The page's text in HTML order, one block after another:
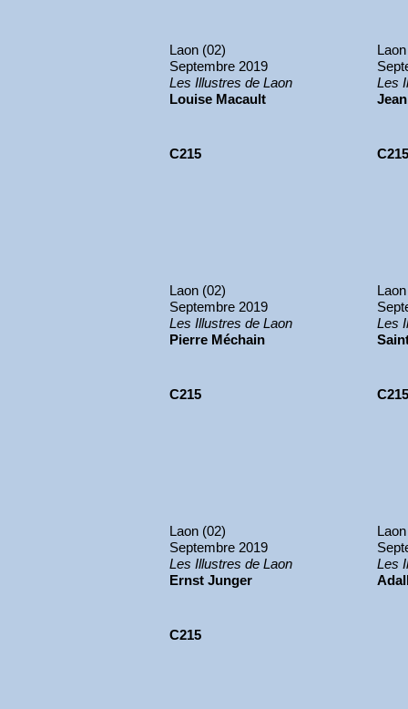
Laon (02)
Septembre 2019
Les Illustres de Laon
Louise Macault
Les
C215
Laon (02)
Septembre 2019
Les Illustres de Laon
Pierre Méchain
C215
Les
C215
Laon (02)
Septembre 2019
Les Illustres de Laon
Ernst Junger
C215
Les
C215